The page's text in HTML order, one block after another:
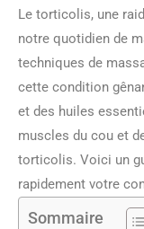
Le torticolis, une
notre quotidien de
techniques de
cette condition
et des huiles
muscles du cou et
torticolis. Voici un
rapidement votre
Sommaire